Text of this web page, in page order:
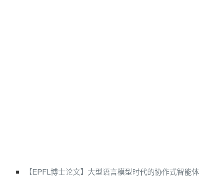
【EPFL博士论文】大型语言模型时代的协作式智能体